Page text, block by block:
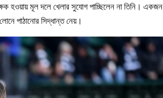
হওয়ায় মূল দলে খেলার সুযোগ পাচ্ছিলেন না তিনি। একজন
পাঠানোর সিদ্ধান্ত নেয়।